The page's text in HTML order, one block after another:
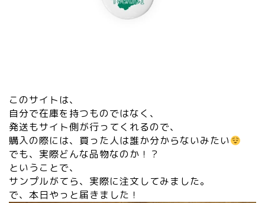
このサイトは、
自分で在庫を持つものではなく、
発送もサイト側が行ってくれるので、
購入の際には、買った人は誰か分からないみたい
でも、実際どんな品物なのか！？
ということで、
サンプルがてら、実際に注文してみました。
で、本日やっと届きました！